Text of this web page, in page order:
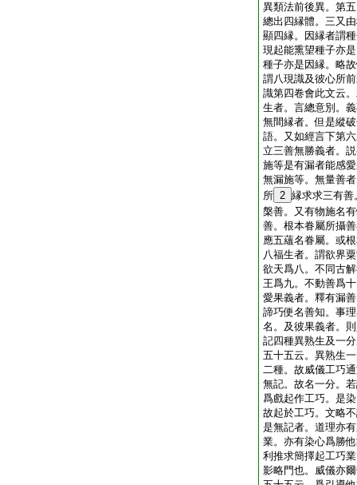
異類法前後異。第
總出四縁體。三又
顯四縁。因縁者謂
現起能熏望種子亦
種子亦是因縁。略
謂八現識及彼心所
識第四卷會此文云
生者。言總意別。
無間縁者。但是縱
語。又如經言下第
立三善無勝義者。
施等是有漏者能感
無漏施等。無量善
所 2 縁求求三有善
槃善。又有物施名
善。根本眷屬所攝
應五蘊名眷屬。或
八福生者。謂欲界
欲天爲八。不同古
王爲九。不動善爲
愛果義者。釋有漏
諦巧便名善知。事
名。及彼果義者。
記四種異熟生及一
五十五云。異熟生
二種。故威儀工巧
無記。故名一分。
爲戲起作工巧。是
故起於工巧。文略
是無記者。道理亦
業。亦有染心爲勝
利推求簡擇起工巧
影略門也。威儀亦